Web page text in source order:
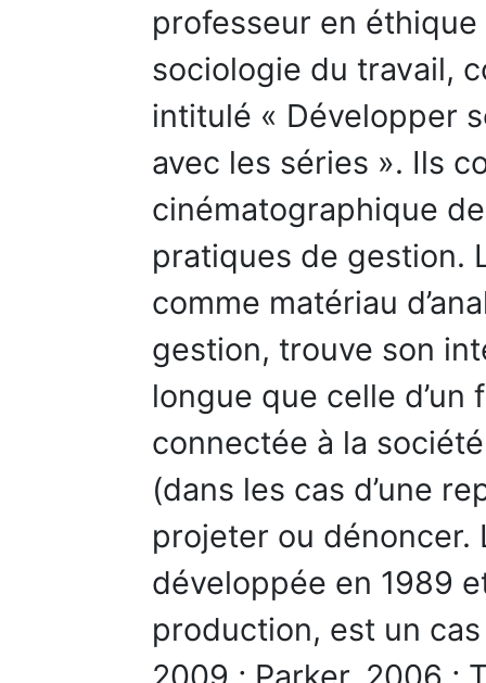
professeur en
sociologie du travail,
intitulé « Développer
avec les séries ». Ils
cinématographique
pratiques de gestion.
comme matériau
gestion, trouve son
longue que celle d’un
connectée à la
(dans les cas d’une
projeter ou dénoncer.
développée en 1989
production, est un